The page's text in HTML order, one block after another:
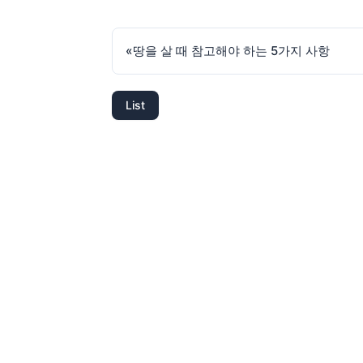
«땅을 살 때 참고해야 하는 5가지 사항
List